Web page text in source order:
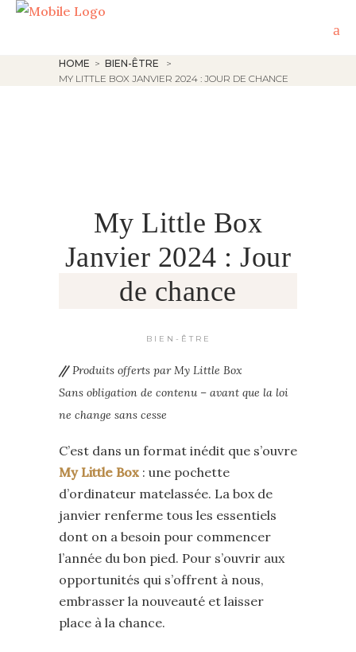
HOME > BIEN-ÊTRE
>
MY LITTLE BOX JANVIER 2024 : JOUR DE CHANCE
My Little Box
Janvier 2024 : Jour
de chance
BIEN-ÊTRE
//Produits offerts par My Little Box
Sans obligation de contenu – avant que la loi
ne change sans cesse
C’est dans un format inédit que s’ouvre
My Little Box : une pochette
d’ordinateur matelassée. La box de
janvier renferme tous les essentiels
dont on a besoin pour commencer
l’année du bon pied. Pour s’ouvrir aux
opportunités qui s’offrent à nous,
embrasser la nouveauté et laisser
place à la chance.